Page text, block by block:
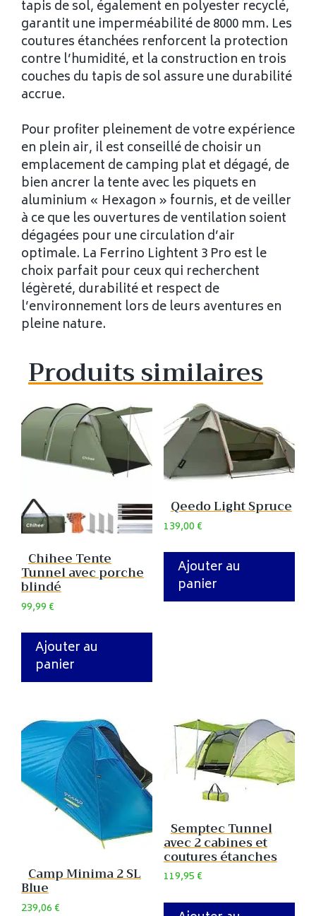
tapis de sol, également en polyester recyclé,
garantit une imperméabilité de 8000 mm. Les
coutures étanchées renforcent la protection
contre l’humidité, et la construction en trois
couches du tapis de sol assure une durabilité
accrue.
Pour profiter pleinement de votre expérience
en plein air, il est conseillé de choisir un
emplacement de camping plat et dégagé, de
bien ancrer la tente avec les piquets en
aluminium « Hexagon » fournis, et de veiller
à ce que les ouvertures de ventilation soient
dégagées pour une circulation d’air
optimale. La Ferrino Lightent 3 Pro est le
choix parfait pour ceux qui recherchent
légèreté, durabilité et respect de
l’environnement lors de leurs aventures en
pleine nature.
Produits similaires
Chihee Tente
Tunnel avec porche
blindé
99,99€
Ajouter au
panier
Qeedo Light Spruce
139,00€
Ajouter au
panier
Camp Minima 2 SL
Blue
239,06€
Semptec Tunnel
avec 2 cabines et
coutures étanches
119,95€